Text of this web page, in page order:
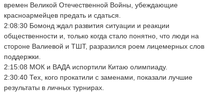
времен Великой Отечественной Войны, убеждающие
красноармейцев предать и сдаться.
2:08:30 Бомонд ждал развития ситуации и реакции
общественности и, только когда стало понятно, что люди на
стороне Валиевой и ТШТ, разразился роем лицемерных слов
поддержки.
2:15:08 МОК и ВАДА испортили Китаю олимпиаду.
2:30:40 Тех, кого прокатили с заменами, показали лучшие
результаты в личных турнирах.